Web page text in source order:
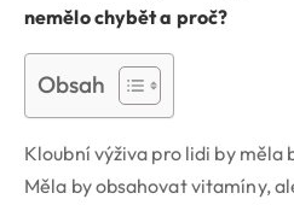
nemělo chybět a proč?
Obsah
Kloubní výživa pro lidi by měla
Měla by obsahovat vitamíny,